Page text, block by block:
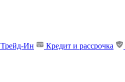
Трейд-Ин Кредит и рассрочка